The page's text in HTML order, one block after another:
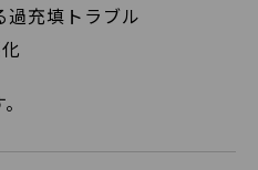
過充填トラブル